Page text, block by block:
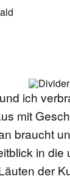
ich
mit
braucht
in
der